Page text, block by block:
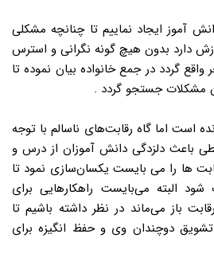
آموز ایجاد نماییم تا چنانچه مشکلی
دارد بدون هیچ گونه نگرانی و استرس
گردد در جمع خانواده بیان نموده تا
مشکلات جستجو گردد .
است اما گاه رقابت‌های ناسالم با توجه
باعث دلزدگی دانش آموزان از درس و
ها را می بایست یکسان‌سازی نمود تا
شود البته می‌بایست راهکارهایی برای
باز می‌ماند در نظر داشته باشیم تا
دوچندان وی و حفظ انگیزه برای